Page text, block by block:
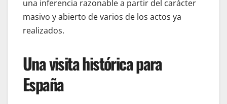
una inferencia razonable a partir del carácter
masivo y abierto de varios de los actos ya
realizados.
Una visita histórica para
España